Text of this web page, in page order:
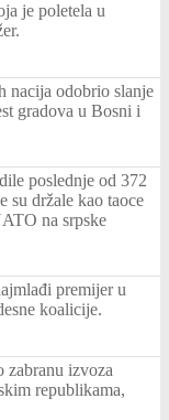
je poletela u
nacija odobrio slanje
gradova u Bosni i
poslednje od 372
su držale kao taoce
na srpske
premijer u
koalicije.
zabranu izvoza
republikama,